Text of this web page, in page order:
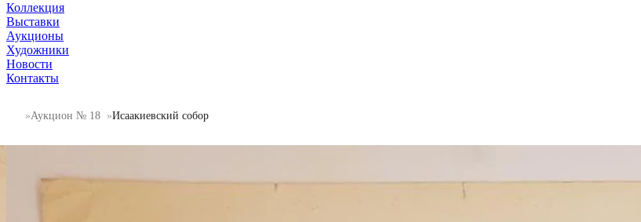
Коллекция
Выставки
Аукционы
Художники
Новости
Контакты
Аукцион № 18 Исаакиевский собор